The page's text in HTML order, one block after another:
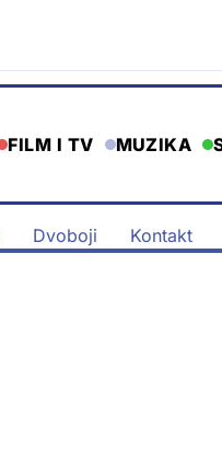
FILM I TV MUZIKA
Dvoboji Kontakt